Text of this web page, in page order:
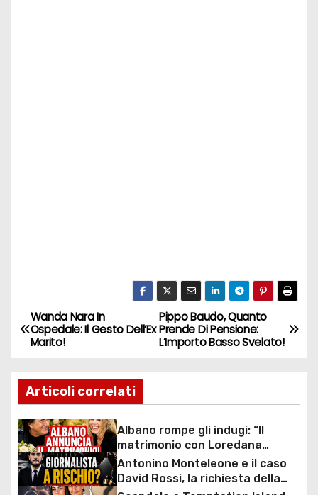
N
a
v
i
g
a
Pippo Baudo, Quanto
Prende Di Pensione:
L’Importo Basso Svelato!
Wanda Nara In
Ospedale: Il Gesto Dell’Ex
Marito!
Articoli correlati
Albano rompe gli indugi: “Il
matrimonio con Loredana
Lecciso arriva”, la svolta dopo
anni insieme
Antonino Monteleone e il caso
David Rossi, la richiesta della